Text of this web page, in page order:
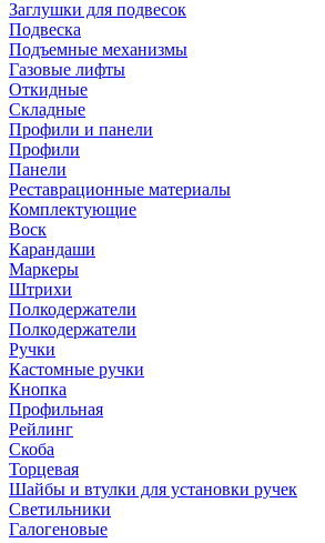
Заглушки для подвесок
Подвеска
Подъемные механизмы
Газовые лифты
Откидные
Складные
Профили и панели
Профили
Панели
Реставрационные материалы
Комплектующие
Воск
Карандаши
Маркеры
Штрихи
Полкодержатели
Полкодержатели
Ручки
Кастомные ручки
Кнопка
Профильная
Рейлинг
Скоба
Торцевая
Шайбы и втулки для установки ручек
Светильники
Галогеновые